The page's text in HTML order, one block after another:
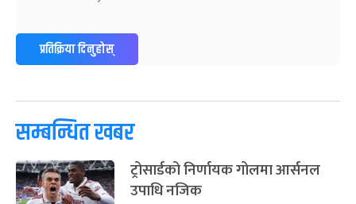
ग्याल्पो ल्होसार
फाल्गुन २५, २०८३
७ पूर्णिमा व्रत ७ महिना बाँकी
८
सोम चैत्र ८, २०८३-Mar 22, 2027
प्रतिक्रिया दिनुहोस्
सम्बन्धित खबर
ट्रोसार्डको निर्णायक गोलमा आर्सनल
उपाधि नजिक